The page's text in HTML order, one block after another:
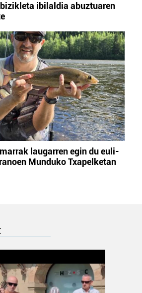
ibilaldia abuztuaren
laugarren egin du euli-
Munduko Txapelketan